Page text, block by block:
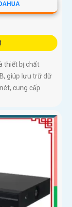
thiết bị chất
giúp lưu trữ dữ
cung cấp